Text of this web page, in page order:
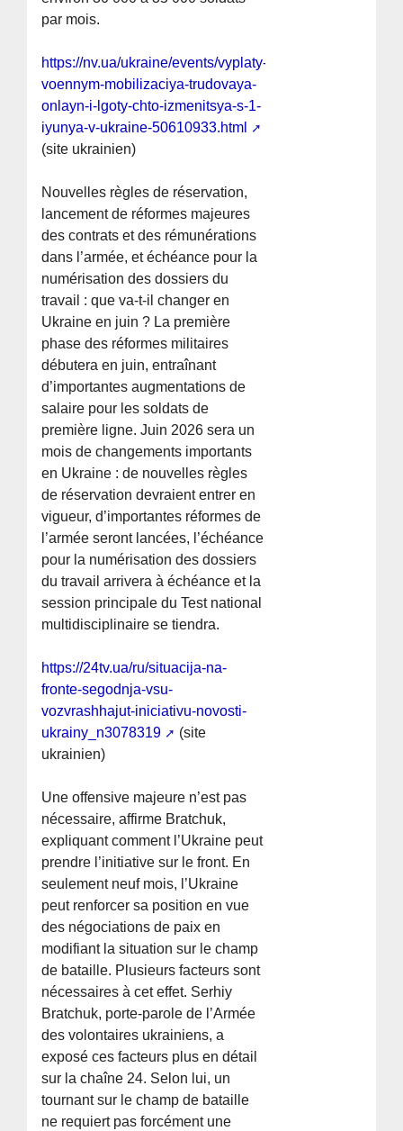
par mois.
https://nv.ua/ukraine/events/vyplaty-
voennym-mobilizaciya-trudovaya-
onlayn-i-lgoty-chto-izmenitsya-s-1-
iyunya-v-ukraine-50610933.html
(site ukrainien)
Nouvelles règles de réservation,
lancement de réformes majeures
des contrats et des rémunérations
dans l’armée, et échéance pour la
numérisation des dossiers du
travail : que va-t-il changer en
Ukraine en juin ? La première
phase des réformes militaires
débutera en juin, entraînant
d’importantes augmentations de
salaire pour les soldats de
première ligne. Juin 2026 sera un
mois de changements importants
en Ukraine : de nouvelles règles
de réservation devraient entrer en
vigueur, d’importantes réformes de
l’armée seront lancées, l’échéance
pour la numérisation des dossiers
du travail arrivera à échéance et la
session principale du Test national
multidisciplinaire se tiendra.
https://24tv.ua/ru/situacija-na-
fronte-segodnja-vsu-
vozvrashhajut-iniciativu-novosti-
ukrainy_n3078319
(site
ukrainien)
Une offensive majeure n’est pas
nécessaire, affirme Bratchuk,
expliquant comment l’Ukraine peut
prendre l’initiative sur le front. En
seulement neuf mois, l’Ukraine
peut renforcer sa position en vue
des négociations de paix en
modifiant la situation sur le champ
de bataille. Plusieurs facteurs sont
nécessaires à cet effet. Serhiy
Bratchuk, porte-parole de l’Armée
des volontaires ukrainiens, a
exposé ces facteurs plus en détail
sur la chaîne 24. Selon lui, un
tournant sur le champ de bataille
ne requiert pas forcément une